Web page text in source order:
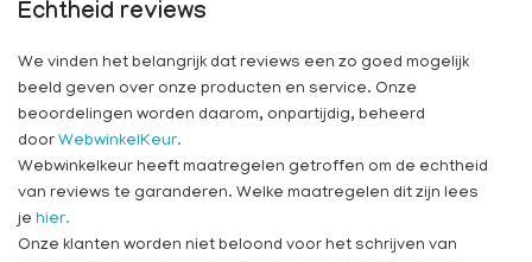
Echtheid reviews
We vinden het belangrijk dat reviews een zo goed mogelijk
beeld geven over onze producten en service. Onze
beoordelingen worden daarom, onpartijdig, beheerd
door WebwinkelKeur.
Webwinkelkeur heeft maatregelen getroffen om de echtheid
van reviews te garanderen. Welke maatregelen dit zijn lees
je hier.
Onze klanten worden niet beloond voor het schrijven van